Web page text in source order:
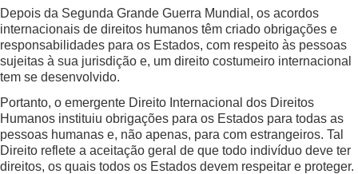
Depois da Segunda Grande Guerra Mundial, os acordos
internacionais de direitos humanos têm criado obrigações e
responsabilidades para os Estados, com respeito às pessoas
sujeitas à sua jurisdição e, um direito costumeiro internacional
tem se desenvolvido.
Portanto, o emergente Direito Internacional dos Direitos
Humanos instituiu obrigações para os Estados para todas as
pessoas humanas e, não apenas, para com estrangeiros. Tal
Direito reflete a aceitação geral de que todo indivíduo deve ter
direitos, os quais todos os Estados devem respeitar e proteger.